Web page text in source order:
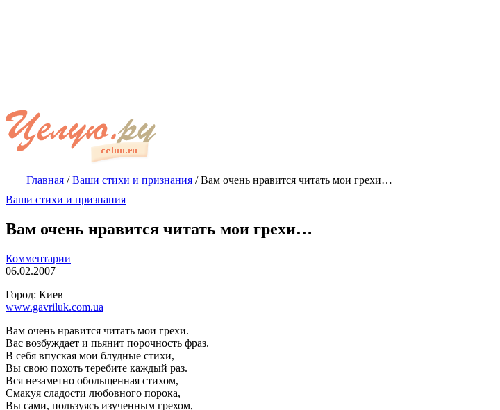
Главная /Ваши стихи и признания /Вам очень нравится читать мои грехи…
Ваши стихи и признания
Вам очень нравится читать мои грехи…
Комментарии
06.02.2007
Город: Киев
www.gavriluk.com.ua
Вам очень нравится читать мои грехи.
Вас возбуждает и пьянит порочность фраз.
В себя впуская мои блудные стихи,
Вы свою похоть теребите каждый раз.
Вся незаметно обольщенная стихом,
Смакуя сладости любовного порока,
Вы сами, пользуясь изученным грехом,